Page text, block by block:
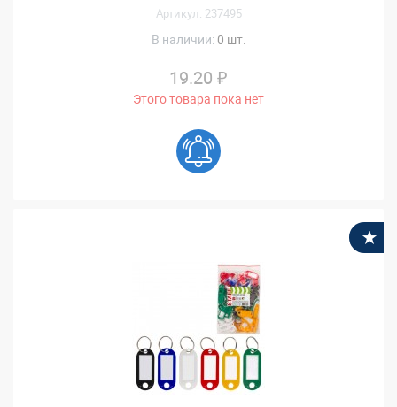
Артикул: 237495
В наличии: 0 шт.
19.20 ₽
Этого товара пока нет